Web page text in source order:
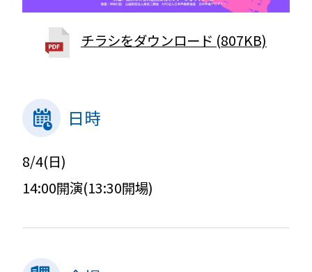
チラシをダウンロード (807KB)
日時
8/4(日)
14:00開演(13:30開場)